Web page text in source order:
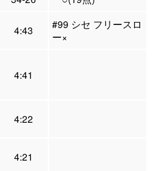
4:43
#99 シセ フリースロ
ー×
4:41
4:22
4:21